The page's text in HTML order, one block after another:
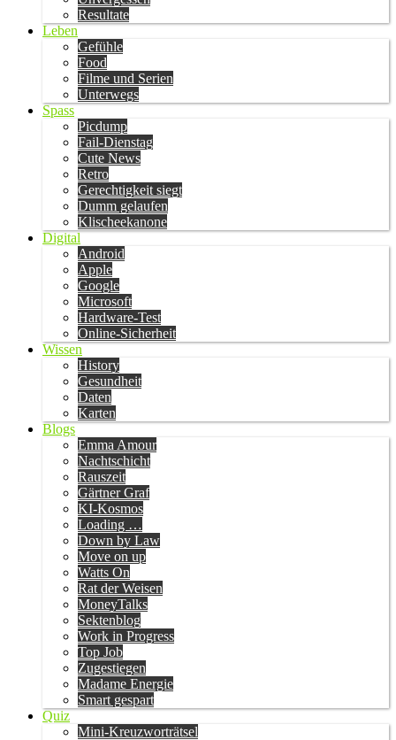
Resultate
Leben
Gefühle
Food
Filme und Serien
Unterwegs
Spass
Picdump
Fail-Dienstag
Cute News
Retro
Gerechtigkeit siegt
Dumm gelaufen
Klischeekanone
Digital
Android
Apple
Google
Microsoft
Hardware-Test
Online-Sicherheit
Wissen
History
Gesundheit
Daten
Karten
Blogs
Emma Amour
Nachtschicht
Rauszeit
Gärtner Graf
KI-Kosmos
Loading …
Down by Law
Move on up
Watts On
Rat der Weisen
MoneyTalks
Sektenblog
Work in Progress
Top Job
Zugestiegen
Madame Energie
Smart gespart
Quiz
Mini-Kreuzworträtsel